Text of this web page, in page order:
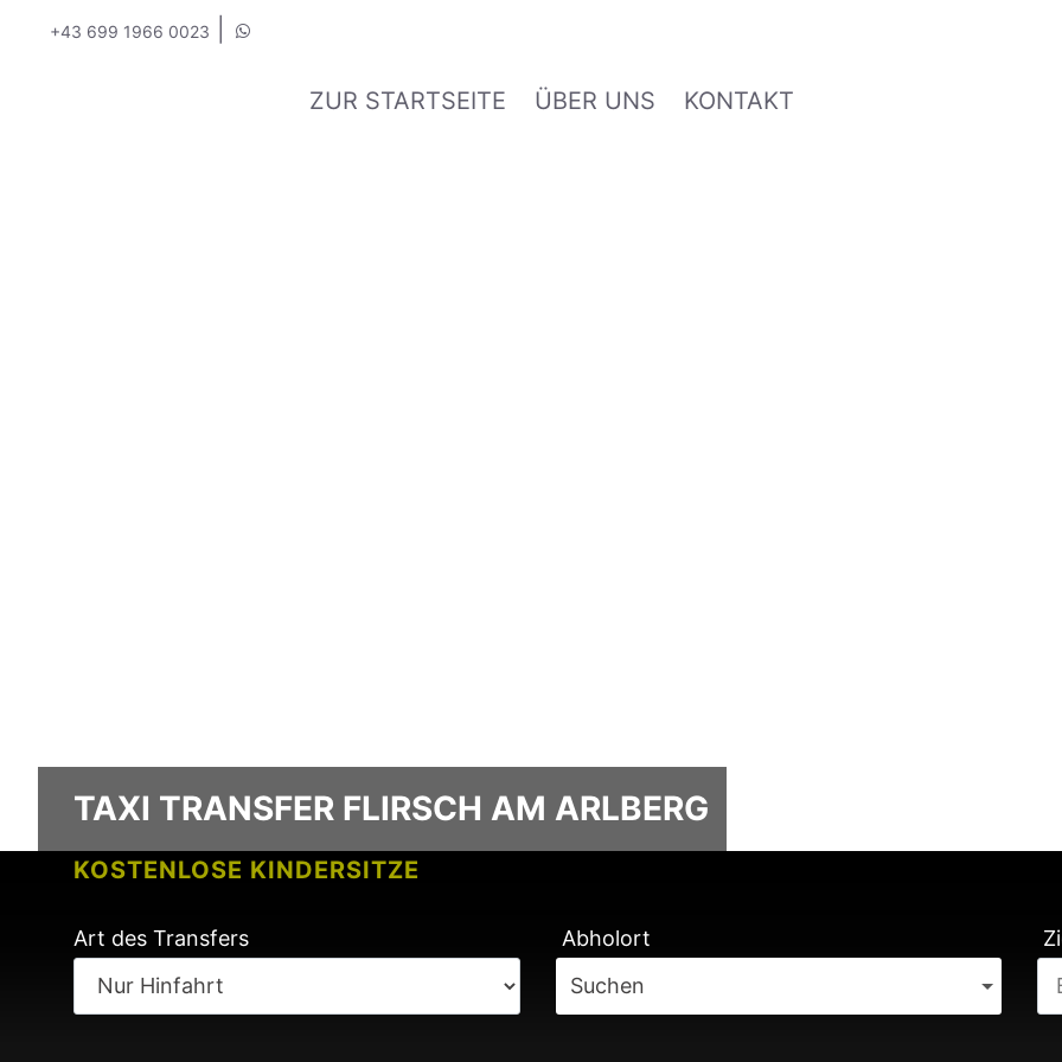
+43 699 1966 0023
ZUR STARTSEITE ÜBER UNS KONTAKT
KOSTENLOSE KINDERSITZE
KEINE GEBÜHREN BEI FLUGVERSPÄTUNG
TAXI TRANSFER FLIRSCH AM ARLBERG
Art des Transfers
Abholort
Suchen